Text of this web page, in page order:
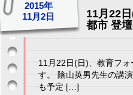
11月22
都市 登
2015年
11月2日
11月22日(日)、教育フ
す。 陰山英男先生の講
も予定 […]